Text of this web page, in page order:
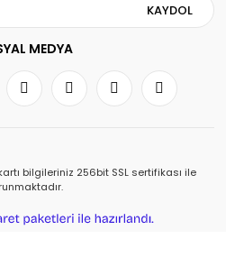
KAYDOL
MEDYA
bilgileriniz 256bit SSL sertifikası ile
e-